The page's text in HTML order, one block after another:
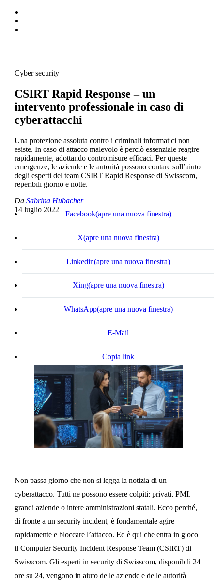
Cyber security
CSIRT Rapid Response – un
intervento professionale in caso di
cyberattacchi
Una protezione assoluta contro i criminali informatici non
esiste. In caso di attacco malevolo è perciò essenziale reagire
rapidamente, adottando contromisure efficaci. Per queste
emergenze, le aziende e le autorità possono contare sull’aiuto
degli esperti del team CSIRT Rapid Response di Swisscom,
reperibili giorno e notte.
Da Sabrina Hubacher
14 luglio 2022
Facebook(apre una nuova finestra)
X(apre una nuova finestra)
Linkedin(apre una nuova finestra)
Xing(apre una nuova finestra)
WhatsApp(apre una nuova finestra)
E-Mail
Copia link
Non passa giorno che non si legga la notizia di un
cyberattacco. Tutti ne possono essere colpiti: privati, PMI,
grandi aziende o intere amministrazioni statali. Ecco perché,
di fronte a un security incident, è fondamentale agire
rapidamente e bloccare l’attacco. Ed è qui che entra in gioco
il Computer Security Incident Response Team (CSIRT) di
Swisscom. Gli esperti in security di Swisscom, disponibili 24
ore su 24, vengono in aiuto delle aziende e delle autorità